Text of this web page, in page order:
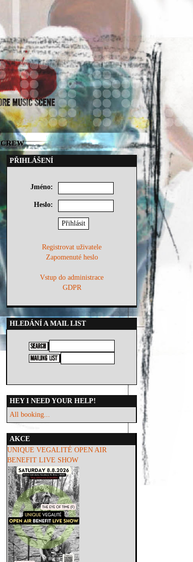
CREW
PŘIHLÁŠENÍ
Jméno:
Heslo:
Registrovat uživatele
Zapomenuté heslo
Vstup do administrace
GDPR
HLEDÁNÍ A MAIL LIST
HEY I NEED YOUR HELP!
All booking...
AKCE
UNIQUE VEGALITÉ OPEN AIR
BENEFIT LIVE SHOW